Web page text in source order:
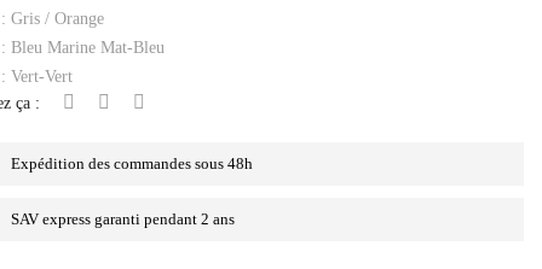
: Gris / Orange
Bleu Marine Mat-Bleu
Vert-Vert
ça :
Expédition des commandes sous 48h
SAV express garanti pendant 2 ans